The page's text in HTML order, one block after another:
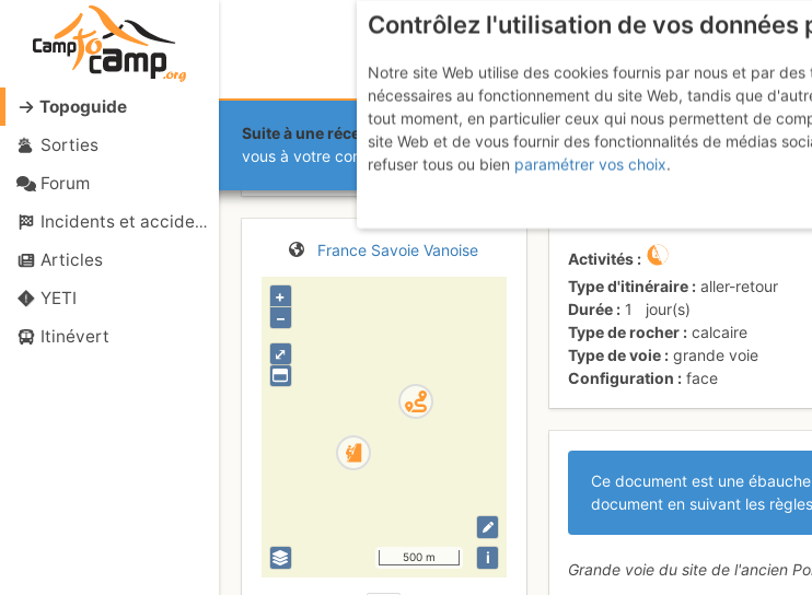
Topoguide
Sorties
Forum
Incidents et accidents
Articles
YETI
Itinévert
Suite à une récente et importante mise à jour du site,si certaines pages ne
vous à votre compte sur le site.
Aussois - Gorges de l'Arc :
France Savoie Vanoise
⤢
+
–
500 m i
Activités
Type d'itinéraire
aller-retour
Durée
1
jour(s)
Type de rocher
calcaire
Type de voie
grande voie
Configuration
face
Ce document est une
document en suivant les
Grande voie du site de l'ancien
Contrôlez l'utilisation de vos données
Notre site Web utilise des cookies fournis par nous et par
nécessaires au fonctionnement du site Web, tandis que
tout moment, en particulier ceux qui nous permettent de
site Web et de vous fournir des fonctionnalités de médias
refuser tous ou bien paramétrer vos choix.